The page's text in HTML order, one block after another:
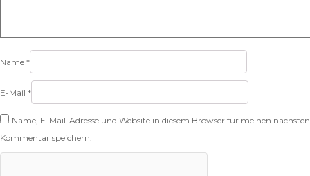
Name *
E-Mail *
Name, E-Mail-Adresse und Website in diesem Browser für meinen nächsten
Kommentar speichern.